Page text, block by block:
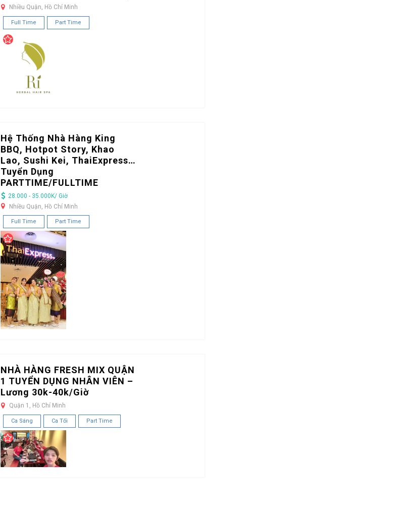
Nhiều Quận, Hồ Chí Minh
Full Time Part Time
Hệ Thống Nhà Hàng King
BBQ, Hotpot Story, Khao
Lao, Sushi Kei, ThaiExpress…
Tuyển Dụng
PARTTIME/FULLTIME
28.000 - 35.000K/ Giờ
Nhiều Quận, Hồ Chí Minh
Full Time Part Time
NHÀ HÀNG FRESH MIX QUẬN
1 TUYỂN DỤNG NHÂN VIÊN –
Lương 30k-40k/Giờ
Quận 1, Hồ Chí Minh
Ca Sáng Ca Tối Part Time